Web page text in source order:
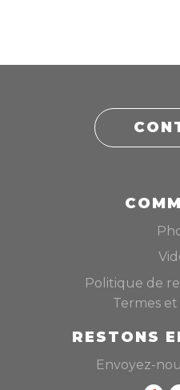
Politique de
Termes
RESTONS
Envoyez-